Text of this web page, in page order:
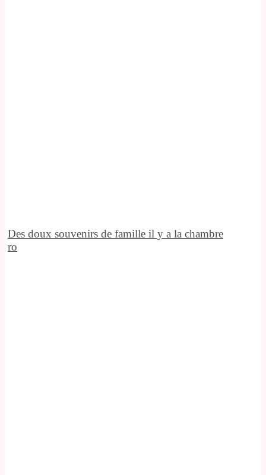
Des doux souvenirs de famille il y a la chambre
ro